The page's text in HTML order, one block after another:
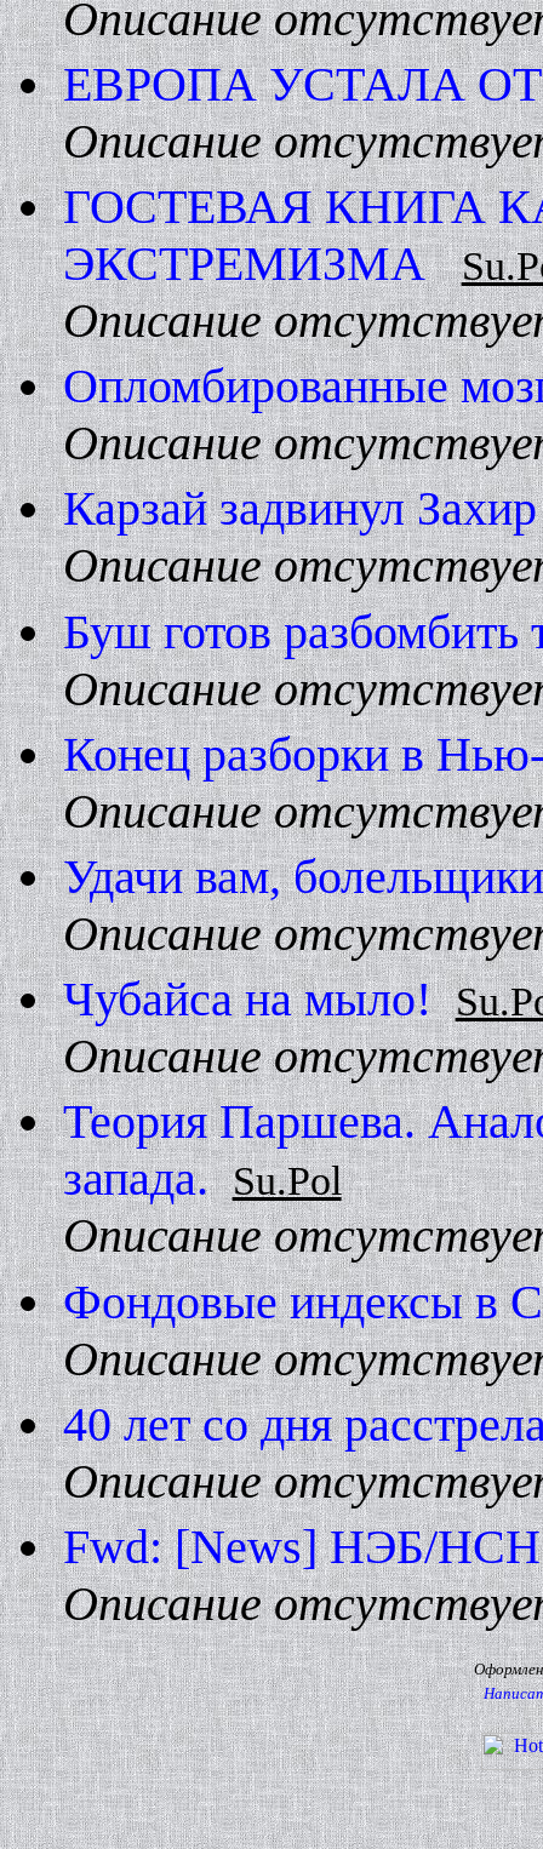
Описание
ЕВРОПА УСТАЛА
Описание
ГОСТЕВАЯ КHИГА
ЭКСТРЕМИЗМА
Описание
Опломбированные
Описание
Карзай задвинул
Описание
Буш готов разбомбить
Описание
Конец разборки в
Описание
Удачи вам,
Описание
Чубайса на мыло!
Описание
Теория Паршева.
запада. Su.Pol
Описание
Фондовые индексы в
Описание
40 лет со дня
Описание
Fwd: [News] HЭБ/
Описание